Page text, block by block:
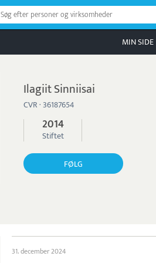
Søg efter personer og virksomheder
MIN SIDE
Ilagiit Sinniisai
CVR · 36187654
2014
Stiftet
FØLG
31. december 2024